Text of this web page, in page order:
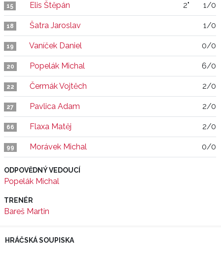
15 Elis Štěpán 2" 1/0
18 Šatra Jaroslav 1/0
19 Vaníček Daniel 0/0
20 Popelák Michal 6/0
22 Čermák Vojtěch 2/0
27 Pavlica Adam 2/0
66 Flaxa Matěj 2/0
99 Morávek Michal 0/0
ODPOVĚDNÝ VEDOUCÍ
Popelák Michal
TRENÉR
Bareš Martin
HRÁČSKÁ SOUPISKA